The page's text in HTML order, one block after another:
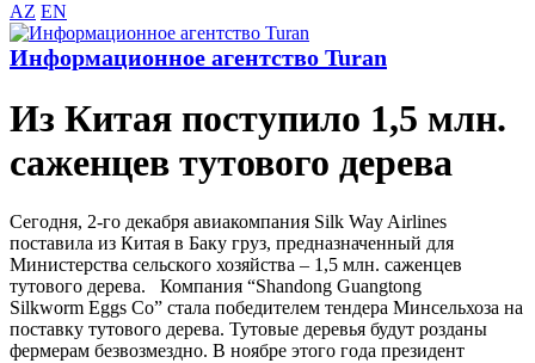
AZ EN
Информационное агентство Turan
Из Китая поступило 1,5 млн.
саженцев тутового дерева
Сегодня, 2-го декабря авиакомпания Silk Way Airlines
поставила из Китая в Баку груз, предназначенный для
Министерства сельского хозяйства – 1,5 млн. саженцев
тутового дерева. Компания “Shandong Guangtong
Silkworm Eggs Co” стала победителем тендера Минсельхоза на
поставку тутового дерева. Тутовые деревья будут розданы
фермерам безвозмездно. В ноябре этого года президент